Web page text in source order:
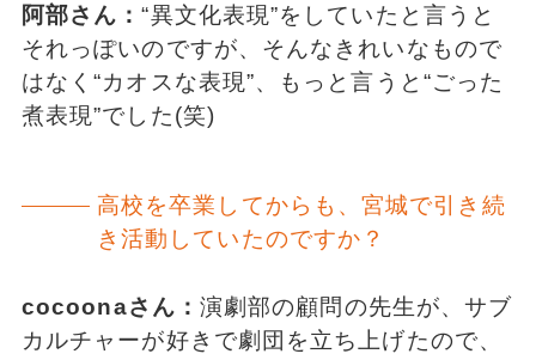
阿部さん：“異文化表現”をしていたと言うと
それっぽいのですが、そんなきれいなもので
はなく“カオスな表現”、もっと言うと“ごった
煮表現”でした(笑)
高校を卒業してからも、宮城で引き続
き活動していたのですか？
cocoonaさん： 演劇部の顧問の先生が、サブ
カルチャーが好きで劇団を立ち上げたので、